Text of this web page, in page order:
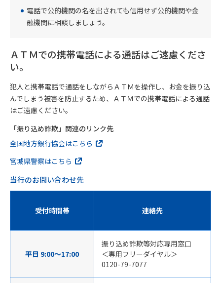
電話で公的機関の名を出されても信用せず公的機関や金
融機関に相談しましょう。
ＡＴＭでの携帯電話による通話はご遠慮くださ
い。
犯人と携帯電話で通話をしながらＡＴＭを操作し、お金を振り込
んでしまう被害を防止するため、ＡＴＭでの携帯電話による通話
はご遠慮ください。
「振り込め詐欺」関連のリンク先
全国地方銀行協会はこちら
宮城県警察はこちら
当行のお問い合わせ先
受付時間帯 連絡先
平日 9:00～17:00
振り込め詐欺等対応専用窓口
＜専用フリーダイヤル＞
0120-79-7077